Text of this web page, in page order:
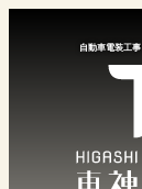
⾃動⾞電装⼯事